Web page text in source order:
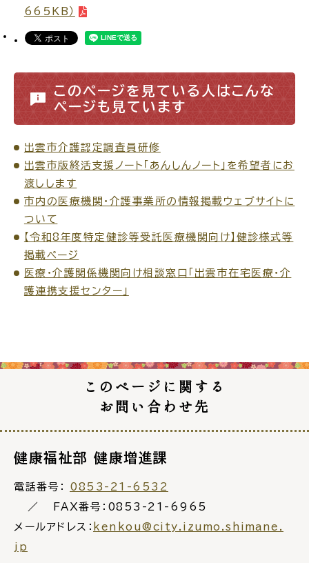
公共施設
便利なサービス
くらしの便利情報 子育て便利帳
ごみ出しおたすけア
プリ
ウンロード
イド
防災情報サイト
665KB）
このページを見ている人はこんな
ページも見ています
出雲市介護認定調査員研修
出雲市版終活支援ノート「あんしんノート」を希望者にお
渡しします
市内の医療機関・介護事業所の情報掲載ウェブサイトに
ついて
【令和8年度特定健診等受託医療機関向け】健診様式等
掲載ページ
医療・介護関係機関向け相談窓口「出雲市在宅医療・介
護連携支援センター」
このページに関する
お問い合わせ先
健康福祉部 健康増進課
電話番号： 0853-21-6532
FAX番号：0853-21-6965
メールアドレス： kenkou@city.izumo.shimane.
jp